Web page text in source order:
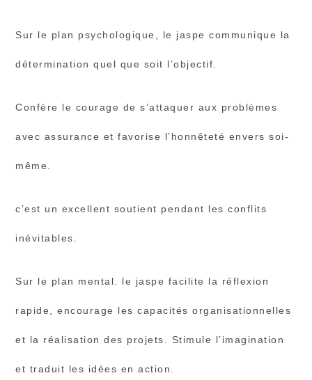
Sur le plan psychologique, le jaspe communique la
détermination quel que soit l’objectif.
Confère le courage de s’attaquer aux problèmes
avec assurance et favorise l’honnêteté envers soi-
même.
c’est un excellent soutient pendant les conflits
inévitables.
Sur le plan mental. le jaspe facilite la réflexion
rapide, encourage les capacités organisationnelles
et la réalisation des projets. Stimule l’imagination
et traduit les idées en action.